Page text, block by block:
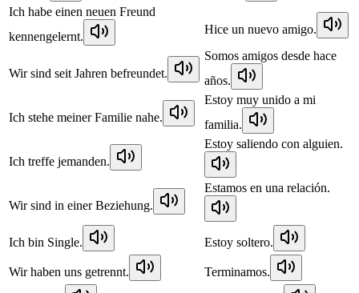
Ich habe einen neuen Freund
kennengelernt.
Hice un nuevo amigo.
Wir sind seit Jahren befreundet.
Somos amigos desde hace
años.
Ich stehe meiner Familie nahe.
Estoy muy unido a mi
familia.
Ich treffe jemanden.
Estoy saliendo con alguien.
Wir sind in einer Beziehung.
Estamos en una relación.
Ich bin Single. Estoy soltero.
Wir haben uns getrennt. Terminamos.